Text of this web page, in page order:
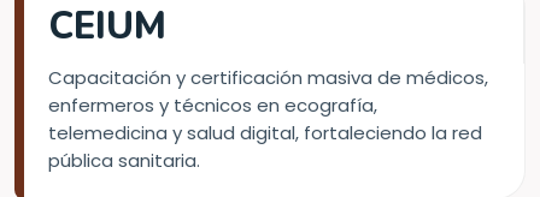
CEIUM
Capacitación y certificación masiva de médicos,
enfermeros y técnicos en ecografía,
telemedicina y salud digital, fortaleciendo la red
pública sanitaria.